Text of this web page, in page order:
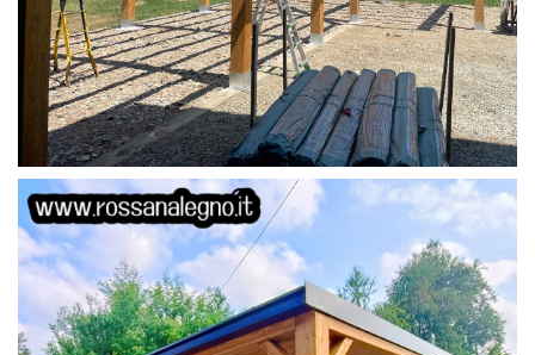
STRUTTURA